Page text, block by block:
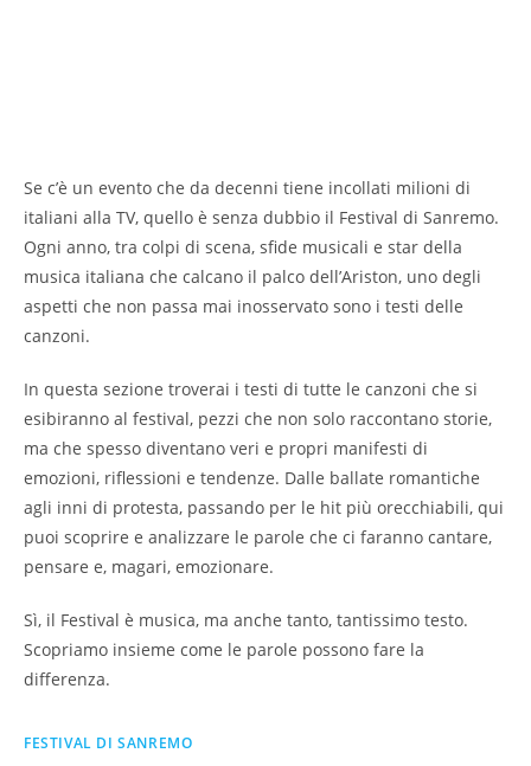
Se c’è un evento che da decenni tiene incollati milioni di
italiani alla TV, quello è senza dubbio il Festival di Sanremo.
Ogni anno, tra colpi di scena, sfide musicali e star della
musica italiana che calcano il palco dell’Ariston, uno degli
aspetti che non passa mai inosservato sono i testi delle
canzoni.
In questa sezione troverai i testi di tutte le canzoni che si
esibiranno al festival, pezzi che non solo raccontano storie,
ma che spesso diventano veri e propri manifesti di
emozioni, riflessioni e tendenze. Dalle ballate romantiche
agli inni di protesta, passando per le hit più orecchiabili, qui
puoi scoprire e analizzare le parole che ci faranno cantare,
pensare e, magari, emozionare.
Sì, il Festival è musica, ma anche tanto, tantissimo testo.
Scopriamo insieme come le parole possono fare la
differenza.
FESTIVAL DI SANREMO